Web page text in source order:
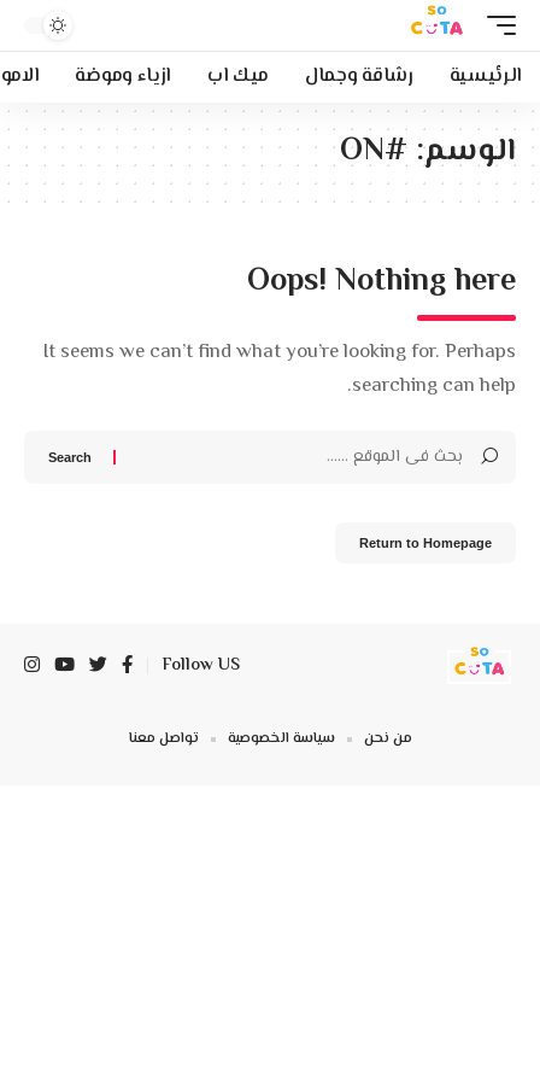
الرئيسية رشاقة وجمال ميك اب ازياء وموضة
الوسم: #ON
Oops! Nothing here
It seems we can’t find what you’re looking for. Perhaps
searching can help.
Return to Homepage
Follow US
من نحن سياسة الخصوصية تواصل معنا